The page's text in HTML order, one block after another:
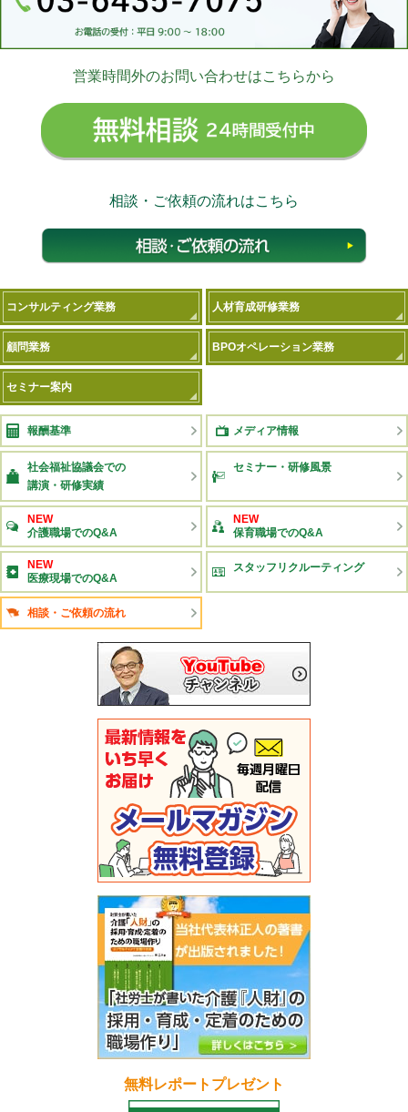
営業時間外のお問い合わせはこちらから
相談・ご依頼の流れはこちら
コンサルティング業務 人材育成研修業務
顧問業務 BPOオペレーション業務
セミナー案内
報酬基準 メディア情報
社会福祉協議会での
講演・研修実績
セミナー・研修風景
NEW
介護職場でのQ&A
NEW
保育職場でのQ&A
NEW
医療現場でのQ&A
スタッフリクルーティング
相談・ご依頼の流れ
無料レポートプレゼント